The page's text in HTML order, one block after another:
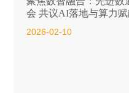
会 共议AI落地与算力
2026-02-10